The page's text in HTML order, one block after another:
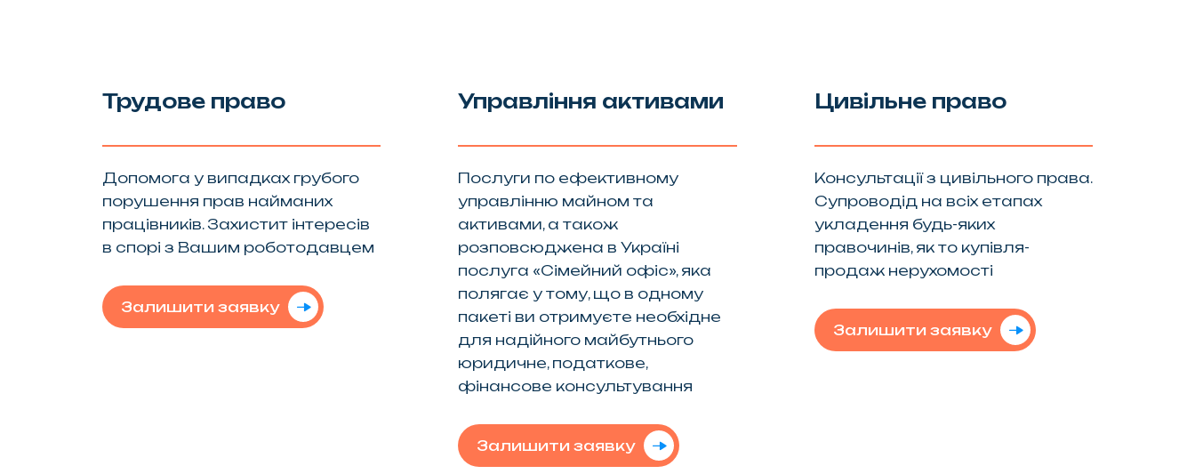
Трудове право
Допомога у випадках грубого
порушення прав найманих
працівників. Захистит інтересів
в спорі з Вашим роботодавцем
Залишити заявку
Управління активами
Послуги по ефективному
управлінню майном та
активами, а також
розповсюджена в Україні
послуга «Сімейний офіс», яка
полягає у тому, що в одному
пакеті ви отримуєте необхідне
для надійного майбутнього
юридичне, податкове,
фінансове консультування
Залишити заявку
Цивільне право
Консультації з цивільного права.
Супроводід на всіх етапах
укладення будь-яких
правочинів, як то купівля-
продаж нерухомості
Залишити заявку